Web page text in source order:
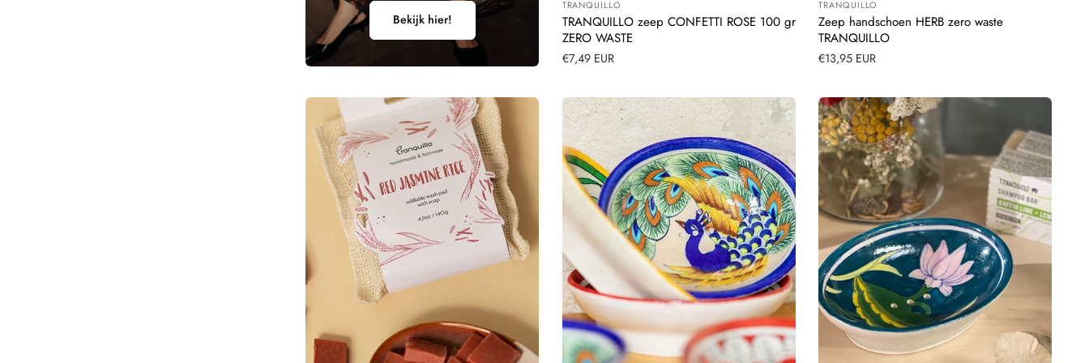
Bekijk hier!
Leverancier:
TRANQUILLO
TRANQUILLO zeep CONFETTI ROSE 100 gr
ZERO WASTE
Normale
€7,49 EUR
Leverancier:
TRANQUILLO
Zeep handschoen HERB zero waste
TRANQUILLO
Normale
€13,95 EUR